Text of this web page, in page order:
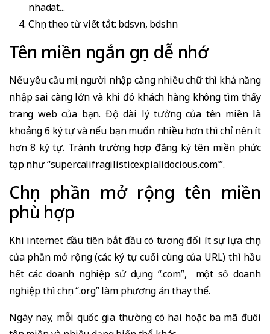
nhadat...
Chọn theo từ viết tắt: bdsvn, bdshn
Tên miền ngắn gọn dễ nhớ
Nếu yêu cầu mọi người nhập càng nhiều chữ thì khả năng
nhập sai càng lớn và khi đó khách hàng không tìm thấy
trang web của bạn. Độ dài lý tưởng của tên miền là
khoảng 6 ký tự và nếu bạn muốn nhiều hơn thì chỉ nên ít
hơn 8 ký tự. Tránh trường hợp đăng ký tên miền phức
tạp như “supercalifragilisticexpialidocious.com'”.
Chọn phần mở rộng tên miền
phù hợp
Khi internet đầu tiên bắt đầu có tương đối ít sự lựa chọn
của phần mở rộng (các ký tự cuối cùng của URL) thì hầu
hết các doanh nghiệp sử dụng “.com”, một số doanh
nghiệp thì chọn “.org” làm phương án thay thế.
Ngày nay, mỗi quốc gia thường có hai hoặc ba mã đuôi